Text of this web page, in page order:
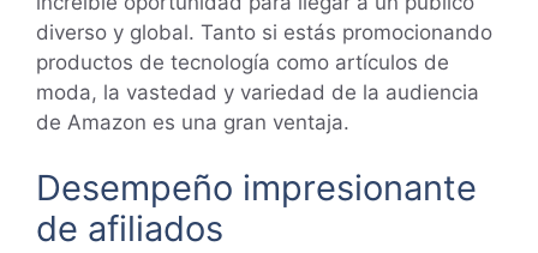
diverso y global. Tanto si estás promocionando
productos de tecnología como artículos de
moda, la vastedad y variedad de la audiencia
de Amazon es una gran ventaja.
Desempeño impresionante
de afiliados